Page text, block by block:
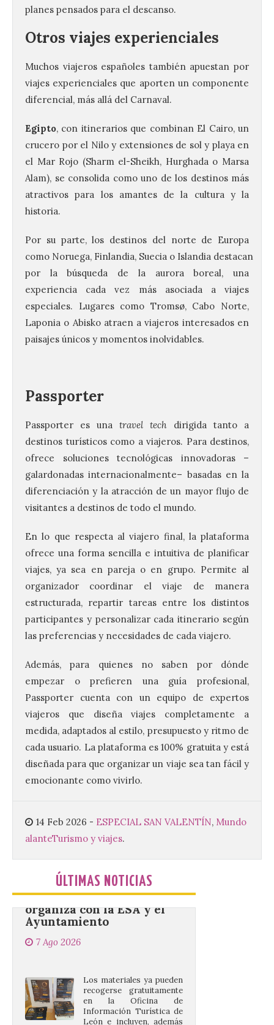
planes pensados para el descanso.
Otros viajes experienciales
Muchos viajeros españoles también apuestan por
viajes experienciales que aporten un componente
diferencial, más allá del Carnaval.
Egipto, con itinerarios que combinan El Cairo, un
crucero por el Nilo y extensiones de sol y playa en
el Mar Rojo (Sharm el-Sheikh, Hurghada o Marsa
Alam), se consolida como uno de los destinos más
atractivos para los amantes de la cultura y la
historia.
Por su parte, los destinos del norte de Europa
como Noruega, Finlandia, Suecia o Islandia destacan
por la búsqueda de la aurora boreal, una
experiencia cada vez más asociada a viajes
especiales. Lugares como Tromsø, Cabo Norte,
Laponia o Abisko atraen a viajeros interesados en
paisajes únicos y momentos inolvidables.
Passporter
Passporter es una travel tech dirigida tanto a
destinos turísticos como a viajeros. Para destinos,
ofrece soluciones tecnológicas innovadoras –
galardonadas internacionalmente– basadas en la
diferenciación y la atracción de un mayor flujo de
visitantes a destinos de todo el mundo.
En lo que respecta al viajero final, la plataforma
ofrece una forma sencilla e intuitiva de planificar
viajes, ya sea en pareja o en grupo. Permite al
organizador coordinar el viaje de manera
estructurada, repartir tareas entre los distintos
participantes y personalizar cada itinerario según
las preferencias y necesidades de cada viajero.
Además, para quienes no saben por dónde
empezar o prefieren una guía profesional,
Passporter cuenta con un equipo de expertos
viajeros que diseña viajes completamente a
medida, adaptados al estilo, presupuesto y ritmo de
cada usuario. La plataforma es 100% gratuita y está
diseñada para que organizar un viaje sea tan fácil y
emocionante como vivirlo.
14 Feb 2026 - ESPECIAL SAN VALENTÍN, Mundo
alanteTurismo y viajes.
ÚLTIMAS NOTICIAS
UPL insta a la Junta a
actuar para salvar el
castillo del Asmesnal, un
BIC en estado de ruina
7 Ago 2026
Un Bien de Interés
Cultural abandonado
procuradores leonesistas
plantean que la Junta
contacte cuanto antes con los
propietarios para exigirles medidas
inmediatas que frenen el deterioro y el
riesgo de colapso. Los procuradores de
Unión del Pueblo […]
distribuye folletos con la
programación del evento
organiza con la ESA y el
Ayuntamiento
7 Ago 2026
León e incluyen, además
del programa del evento, una guía
práctica con recomendaciones
elaboradas por especialistas para
observar el eclipse con seguridad León, 7